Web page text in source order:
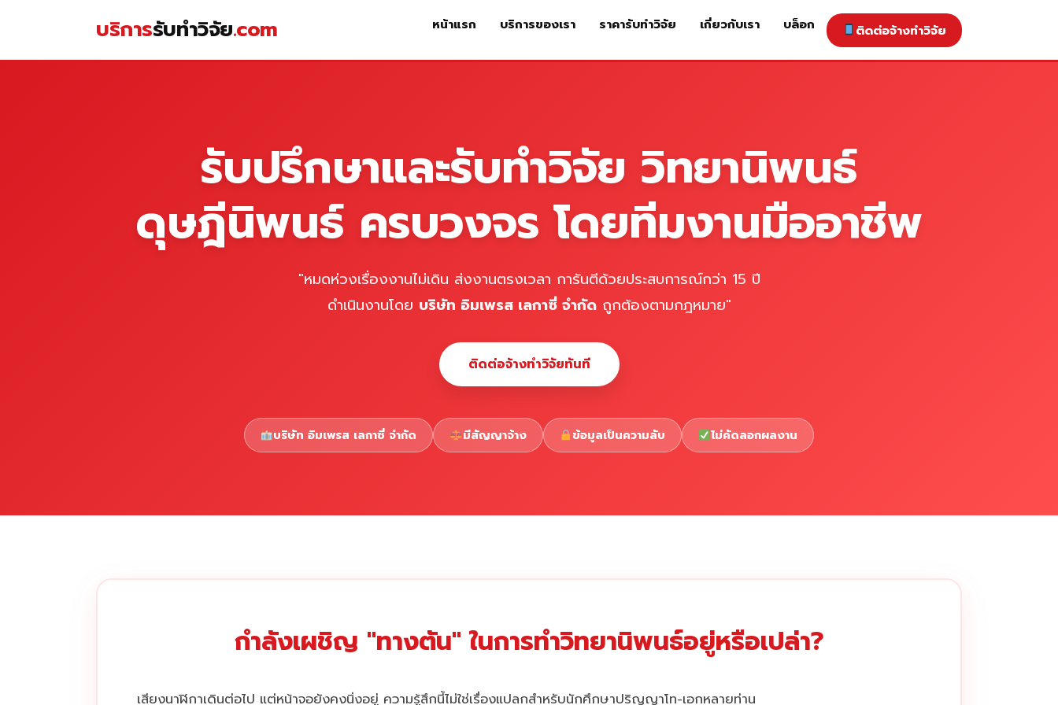
หน้าแรก บริการของเรา ราคารับทำวิจัย ติดต่อจ้างทำวิจัย เกี่ยวกับเรา
บริการรับทำวิจัย.com หน้าแรก บริการของเรา ราคารับทำวิจัย เกี่ยวกับเรา บล็อก ติดต่อจ้างทำวิจัย
รับปรึกษาและรับทำวิจัย วิทยานิพนธ์
ดุษฎีนิพนธ์ ครบวงจร โดยทีมงานมืออาชีพ
"หมดห่วงเรื่องงานไม่เดิน ส่งงานตรงเวลา การันตีด้วยประสบการณ์กว่า 15 ปี
ดำเนินงานโดย บริษัท อิมเพรส เลกาซี่ จำกัดถูกต้องตามกฎหมาย"
ติดต่อจ้างทำวิจัยทันที
บริษัท อิมเพรส เลกาซี่ จำกัด มีสัญญาจ้าง ข้อมูลเป็นความลับ ไม่คัดลอกผลงาน
กำลังเผชิญ "ทางตัน" ในการทำวิทยานิพนธ์อยู่หรือเปล่า?
เสียงนาฬิกาเดินต่อไป แต่หน้าจอยังคงนิ่งอยู่ ความรู้สึกนี้ไม่ใช่เรื่องแปลกสำหรับนักศึกษาปริญญาโท-เอกหลายท่าน